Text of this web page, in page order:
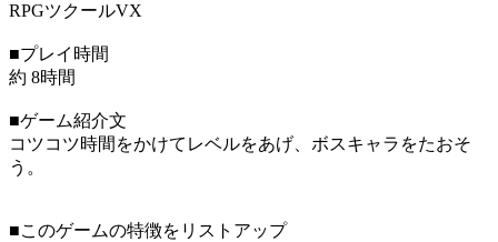
RPGツクールVX
■プレイ時間
約 8時間
■ゲーム紹介文
コツコツ時間をかけてレベルをあげ、ボスキャラをたおそ
う。
■このゲームの特徴をリストアップ